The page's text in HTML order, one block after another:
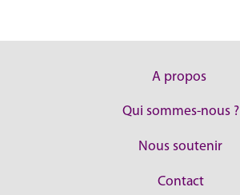
A propos
Qui sommes-nous ?
Nous soutenir
Contact